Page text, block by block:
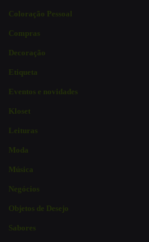
Coloração Pessoal
Compras
Decoração
Etiqueta
Eventos e novidades
Kloset
Leituras
Moda
Música
Negócios
Objetos de Desejo
Sabores